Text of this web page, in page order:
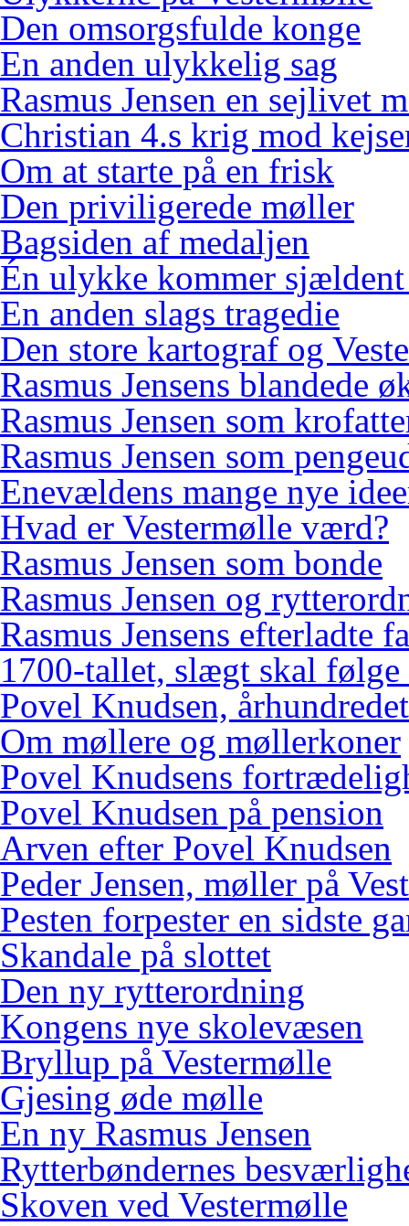
Den omsorgsfulde konge
En anden ulykkelig sag
Rasmus Jensen en sejlivet
Christian 4.s krig mod
Om at starte på en frisk
Den priviligerede møller
Bagsiden af medaljen
Én ulykke kommer sjældent
En anden slags tragedie
Den store kartograf og
Rasmus Jensens blandede
Rasmus Jensen som
Rasmus Jensen som
Enevældens mange nye
Hvad er Vestermølle værd?
Rasmus Jensen som bonde
Rasmus Jensen og
Rasmus Jensens efterladte
1700-tallet, slægt skal følge
Povel Knudsen,
Om møllere og møllerkoner
Povel Knudsens
Povel Knudsen på pension
Arven efter Povel Knudsen
Peder Jensen, møller på
Pesten forpester en sidste
Skandale på slottet
Den ny rytterordning
Kongens nye skolevæsen
Bryllup på Vestermølle
Gjesing øde mølle
En ny Rasmus Jensen
Rytterbøndernes
Skoven ved Vestermølle